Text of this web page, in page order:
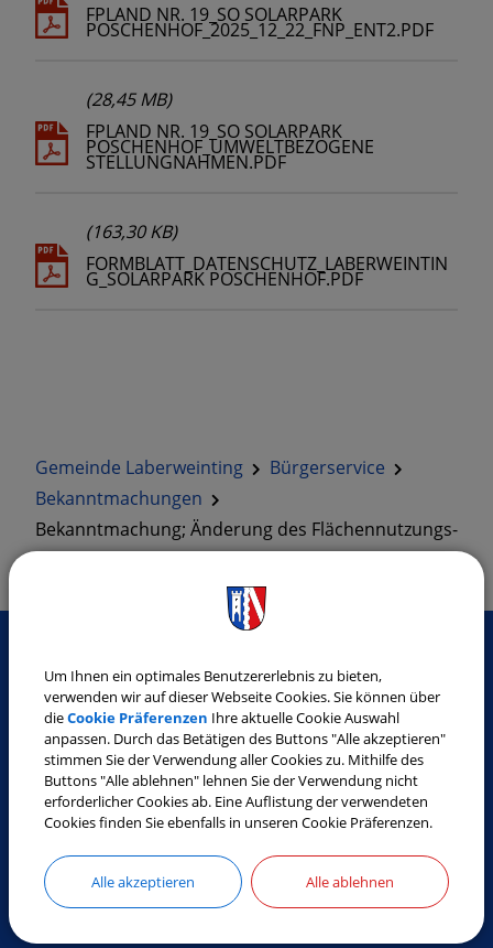
Gemeinde Laberweinting
Bürgerservice
Bekanntmachungen
Bekanntmachung; Änderung des Flächennutzungs-
mit Landschaftsplanes durch Deckblatt Nr. 19 (…
FPLAND NR. 19_SO SOLARPARK
POSCHENHOF_2025_12_22_FNP_ENT2.PDF
(28,45 MB)
FPLAND NR. 19_SO SOLARPARK
POSCHENHOF_UMWELTBEZOGENE
STELLUNGNAHMEN.PDF
(163,30 KB)
FORMBLATT_DATENSCHUTZ_LABERWEINTIN
G_SOLARPARK POSCHENHOF.PDF
SO ERREICHEN SIE UNS
Gemeinde Laberweinting
Landshuter Straße 32
84082 Laberweinting
Tel.:08772 9619-0
Fax:08772 9619-30
E-Mail:gemeinde@laberweinting.de
Um Ihnen ein optimales Benutzererlebnis zu bieten,
verwenden wir auf dieser Webseite Cookies. Sie können über
dieCookie Präferenzen Ihre aktuelle Cookie Auswahl
anpassen. Durch das Betätigen des Buttons "Alle akzeptieren"
stimmen Sie der Verwendung aller Cookies zu. Mithilfe des
Buttons "Alle ablehnen" lehnen Sie der Verwendung nicht
erforderlicher Cookies ab. Eine Auflistung der verwendeten
Cookies finden Sie ebenfalls in unseren Cookie Präferenzen.
Alle akzeptieren Alle ablehnen